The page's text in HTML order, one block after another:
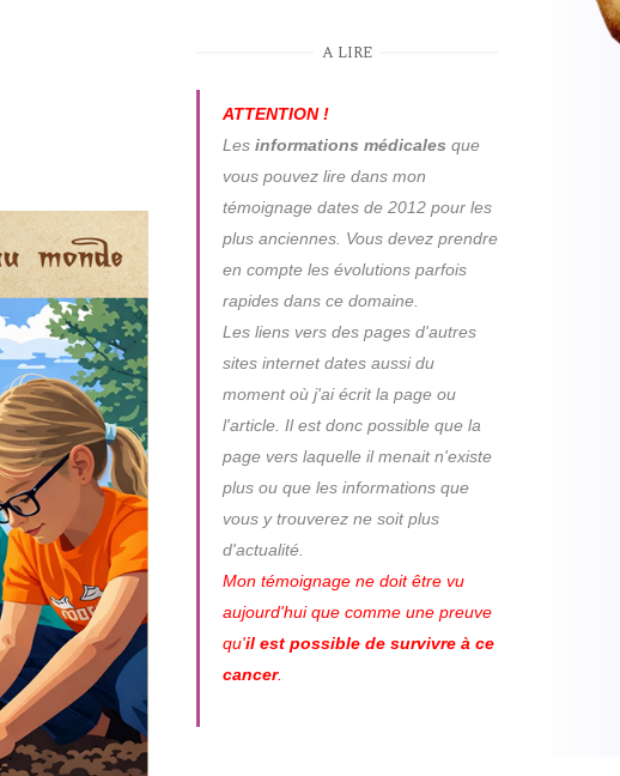
A LIRE
ATTENTION !
Les informations médicales que
vous pouvez lire dans mon
témoignage dates de 2012 pour les
plus anciennes. Vous devez prendre
en compte les évolutions parfois
rapides dans ce domaine.
Les liens vers des pages d'autres
sites internet dates aussi du
moment où j'ai écrit la page ou
l'article. Il est donc possible que la
page vers laquelle il menait n'existe
plus ou que les informations que
vous y trouverez ne soit plus
d'actualité.
Mon témoignage ne doit être vu
aujourd'hui que comme une preuve
qu'il est possible de survivre à ce
cancer.